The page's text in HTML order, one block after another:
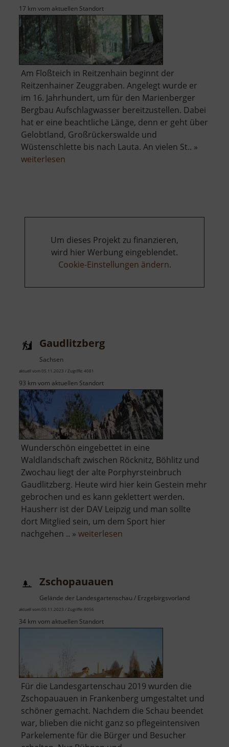
17 km vom aktuellen Standort
Am Floßteich in Reitzenhain beginnt der
Reitzenhainer Zeuggraben. Angelegt wurde er
im 16. Jahrhundert, um für den Marienberger
Bergbau Aufschlagwasser bereitzustellen. Dabei
hat er eine beachtliche Länge, denn er geht über
Gelobtland, Großrückerswalde und
Wüstenschlette bis nach Lauta. An vielen St.. »
weiterlesen
Um dieses Projekt zu finanzieren,
wird hier Werbung eingeblendet.
Cookie-Einstellungen ändern.
Gaudlitzberg
Sachsen
aktuell vom 05.11.2023 / Zugriffe: 4081
93 km vom aktuellen Standort
Wunderschön eingebettet in eine
Waldlandschaft zwischen Röcknitz, Böhlitz und
Zwochau liegt der alte Porphyrsteinbruch
Gaudlitzberg. Heute wird hier kein Gestein mehr
gebrochen und es kann geklettert werden.
Hausherr ist der DAV Leipzig und man sollte
dort Mitglied sein, um dem Sport hier
nachgehen .. » weiterlesen
Zschopauauen
Gelände der Landesgartenschau / Erzgebirgsvorland
aktuell vom 05.11.2023 / Zugriffe: 8056
34 km vom aktuellen Standort
Für die Landesgartenschau 2019 wurden die
Zschopauauen in Frankenberg umgestaltet und
schöner gemacht. Nachdem die Schau beendet
war, blieben die nicht ganz so pflegeintensiven
Parkelemente für die Bürger und Besucher